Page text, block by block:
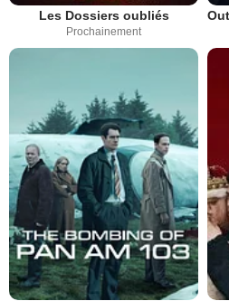
Les Dossiers oubliés
Prochainement